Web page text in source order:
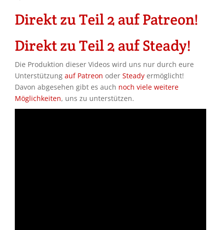
Direkt zu Teil 2 auf Patreon!
Direkt zu Teil 2 auf Steady!
Die Produktion dieser Videos wird uns nur durch eure
Unterstützung auf Patreon oder Steady ermöglicht!
Davon abgesehen gibt es auch noch viele weitere
Möglichkeiten, uns zu unterstützen.